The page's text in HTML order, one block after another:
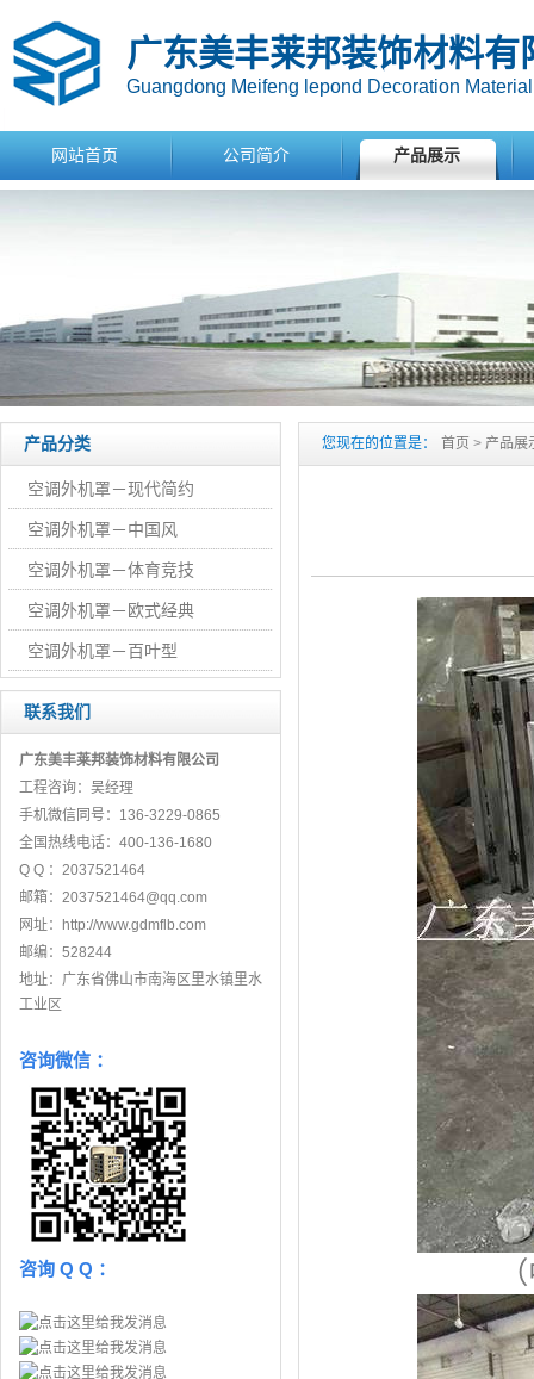
广东美丰莱邦装饰材料有
Guangdong Meifeng lepond Decoration
网站首页 公司简介 产品展示
产品分类
空调外机罩－现代简约
空调外机罩－中国风
空调外机罩－体育竞技
空调外机罩－欧式经典
空调外机罩－百叶型
联系我们
广东美丰莱邦装饰材料有限公司
工程咨询：吴经理
手机微信同号：136-3229-0865
全国热线电话：400-136-1680
Q Q ： 2037521464
邮箱： 2037521464@qq.com
网址：
http://www.gdmflb.com
邮编： 528244
地址：广东省佛山市南海区里水镇里水
工业区
咨询微信 ：
咨询 Q Q ：
您现在的位置是： 首页 > 产品展